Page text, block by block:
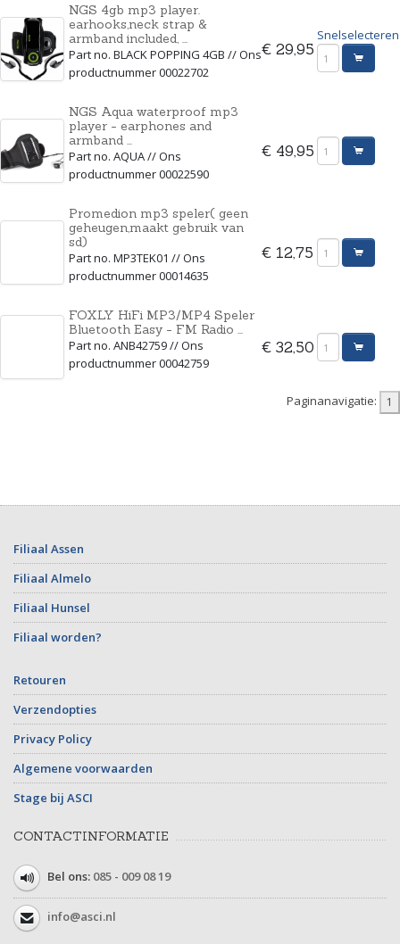
NGS 4gb mp3 player.
earhooks,neck strap &
armband included, ...
Part no. BLACK POPPING 4GB // Ons
productnummer 00022702
€ 29,95
Snelselecteren
NGS Aqua waterproof mp3
player - earphones and
armband ...
Part no. AQUA // Ons
productnummer 00022590
€ 49,95
Promedion mp3 speler( geen
geheugen,maakt gebruik van
sd)
Part no. MP3TEK01 // Ons
productnummer 00014635
€ 12,75
FOXLY HiFi MP3/MP4 Speler
Bluetooth Easy - FM Radio ...
Part no. ANB42759 // Ons
productnummer 00042759
€ 32,50
Paginanavigatie:
Filiaal Assen
Filiaal Almelo
Filiaal Hunsel
Filiaal worden?
Retouren
Verzendopties
Privacy Policy
Algemene voorwaarden
Stage bij ASCI
CONTACTINFORMATIE
Bel ons: 085 - 009 08 19
info@asci.nl